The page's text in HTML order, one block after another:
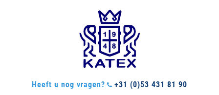
Heeft u nog vragen? +31 (0)53 431 81 90